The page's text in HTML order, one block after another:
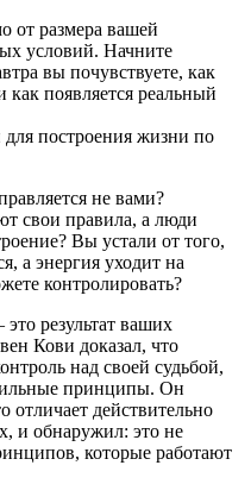
от размера вашей
условий. Начните
вы почувствуете, как
появляется реальный
построения жизни по
не вами?
свои правила, а люди
Вы устали от того,
а энергия уходит на
контролировать?
результат ваших
Кови доказал, что
над своей судьбой,
принципы. Он
отличает действительно
и обнаружил: это не
которые работают